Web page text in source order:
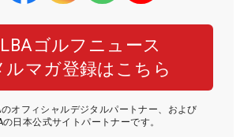
ゴルフニュース
ルマガ登録はこちら
オフィシャルデジタルパートナー、および
の日本公式サイトパートナーです。